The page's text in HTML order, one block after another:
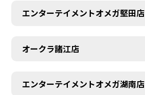
エンターテイメントオメガ堅田店
オークラ諸江店
エンターテイメントオメガ湖南店